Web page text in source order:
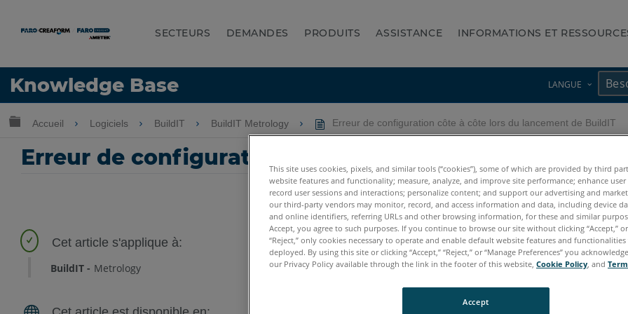
SECTEURS DEMANDES PRODUITS ASSISTANCE INFORMATIONS ET
Knowledge Base LANGUE
LANGUE
Développer/réduire la hiérarchie globale
Accueil Logiciels BuildIT BuildIT Metrology Erreur de configuration côte à côte lors du lancement de BuildIT
Erreur de configuration côte à côte lors du
BuildIT Metrology
This site uses cookies, pixels, and similar tools (“cookies”), some of which are provided by third
website features and functionality; measure, analyze, and improve site performance; enhance user
record user sessions and interactions; personalize content; and support our advertising and
our third-party vendors may monitor, record, and access information and data, including device
and online identifiers, referring URLs and other browsing information, for these and similar
Accept, you agree to such purposes. If you continue to browse our site without clicking “Accept,”
“Reject,” only cookies necessary to operate and enable default website features and
deployed. By using this site or clicking “Accept,” “Reject,” or “Manage Preferences” you
our Privacy Policy available through the link in the footer of this website, Cookie Policy, and
Accept